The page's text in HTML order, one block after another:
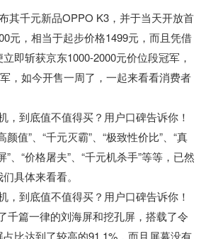
其千元新品OPPO K3，并于当天开放首
元，相当于起步价格1499元，而且凭借
即斩获京东1000-2000元价位段冠军，
，如今开售一周了，一起来看看消费者
值”、“千元灭霸”、“极致性价比”、“真
”、“价格屠夫”、“千元机杀手”等等，已然
具体来看看。
千篇一律的刘海屏和挖孔屏，搭载了令
比达到了较高的91.1%，而且屏幕没有